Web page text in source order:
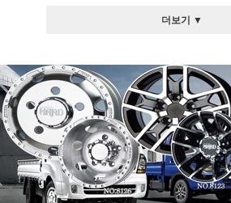
더보기 ▼